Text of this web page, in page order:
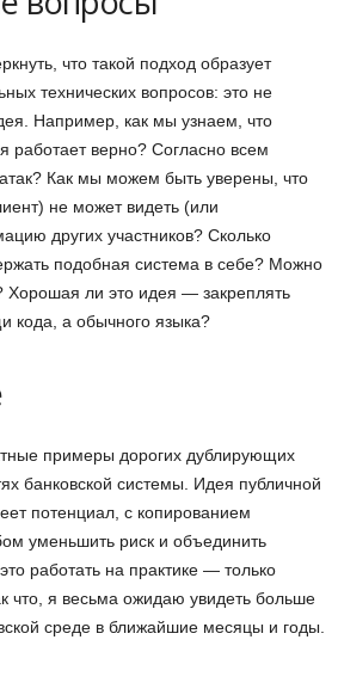
что такой подход образует
технических вопросов: это не
Например, как мы узнаем, что
работает верно? Согласно всем
Как мы можем быть уверены, что
не может видеть (или
других участников? Сколько
подобная система в себе? Можно
Хорошая ли это идея — закреплять
кода, а обычного языка?
примеры дорогих дублирующих
банковской системы. Идея публичной
потенциал, с копированием
уменьшить риск и объединить
работать на практике — только
что, я весьма ожидаю увидеть больше
среде в ближайшие месяцы и годы.